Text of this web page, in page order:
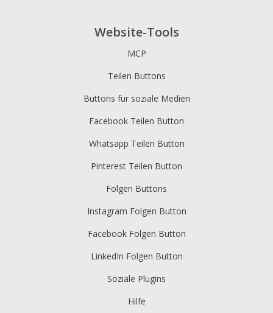
Website-Tools
MCP
Teilen Buttons
Buttons für soziale Medien
Facebook Teilen Button
Whatsapp Teilen Button
Pinterest Teilen Button
Folgen Buttons
Instagram Folgen Button
Facebook Folgen Button
LinkedIn Folgen Button
Soziale Plugins
Hilfe